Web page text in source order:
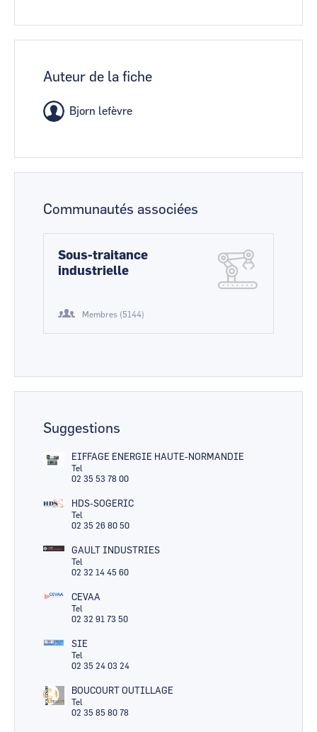
Auteur de la fiche
Bjorn lefèvre
Communautés associées
Sous-traitance
industrielle
Membres (5144)
Suggestions
EIFFAGE ENERGIE HAUTE-NORMANDIE
Tel
02 35 53 78 00
HDS-SOGERIC
Tel
02 35 26 80 50
GAULT INDUSTRIES
Tel
02 32 14 45 60
CEVAA
Tel
02 32 91 73 50
SIE
Tel
02 35 24 03 24
BOUCOURT OUTILLAGE
Tel
02 35 85 80 78